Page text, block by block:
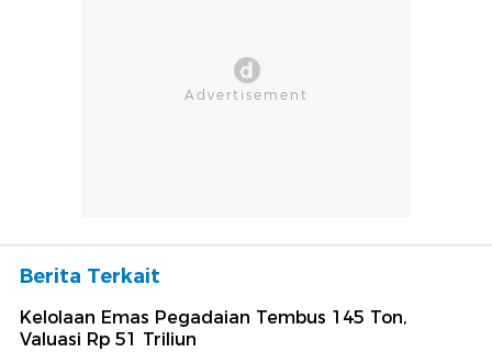
Berita Terkait
Kelolaan Emas Pegadaian Tembus 145 Ton,
Valuasi Rp 51 Triliun